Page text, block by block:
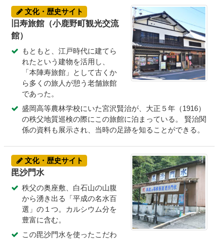
文化・歴史サイト
旧寿旅館（小鹿野町観光交流
館）
もともと、江戸時代に建てら
れたという建物を活用し、
「本陣寿旅館」として古くか
ら多くの旅人が憩う老舗旅館
であった。
盛岡高等農林学校にいた宮沢賢治が、大正５年（1916）
の秩父地質巡検の際にこの旅館に泊まっている。 賢治関
係の資料も展示され、当時の足跡を知ることができる。
文化・歴史サイト
毘沙門水
秩父の奥座敷、白石山の山腹
から湧き出る「平成の名水百
選」の１つ。カルシウム分を
豊富に含む。
この毘沙門水を使ったこだわ